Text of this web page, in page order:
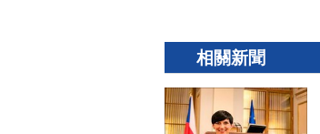
相關新聞